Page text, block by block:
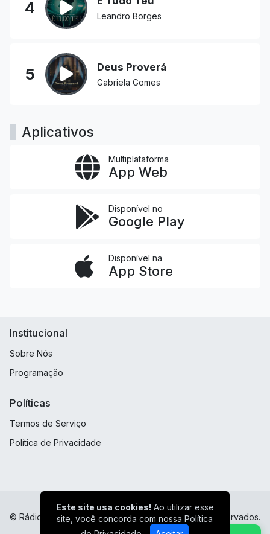
4 Leandro Borges
5 Deus Proverá
Gabriela Gomes
Aplicativos
Multiplataforma
App Web
Disponível no
Google Play
Disponível na
App Store
Institucional
Sobre Nós
Programação
Políticas
Termos de Serviço
Política de Privacidade
© Rádio FM 105.1 Minaçu Goias - Todos os direitos reservados.
Este site usa cookies! Ao utilizar esse
site, você concorda com nossaPolítica